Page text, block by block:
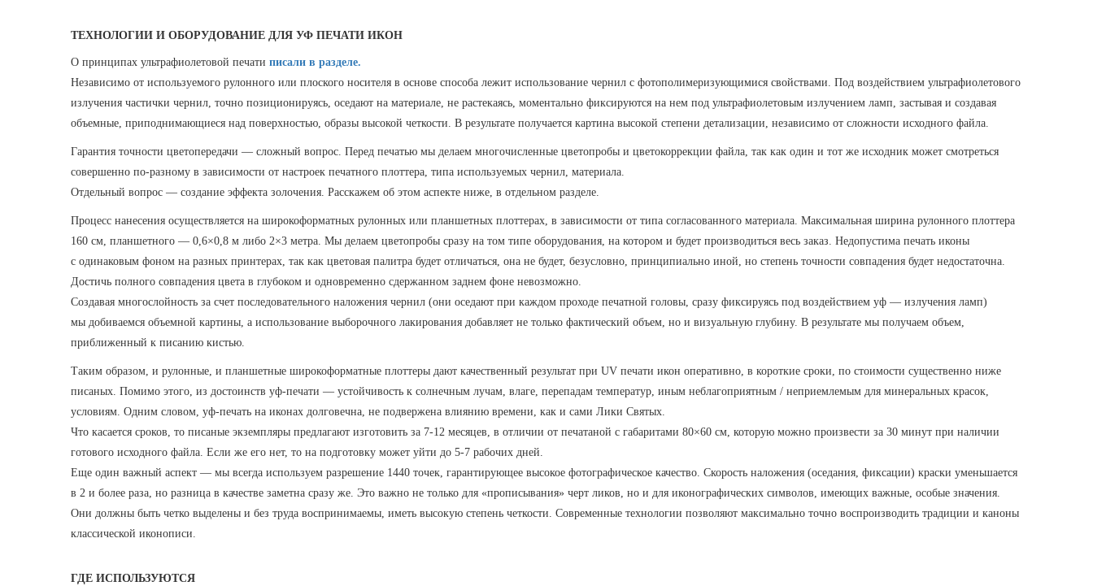
ТЕХНОЛОГИИ И ОБОРУДОВАНИЕ ДЛЯ УФ ПЕЧАТИ ИКОН
О принципах ультрафиолетовой печати писали в разделе.
Независимо от используемого рулонного или плоского носителя в основе способа лежит использование чернил с фотополимеризующимися свойствами. Под воздействием ультрафиолетового
излучения частички чернил, точно позиционируясь, оседают на материале, не растекаясь, моментально фиксируются на нем под ультрафиолетовым излучением ламп, застывая и создавая
объемные, приподнимающиеся над поверхностью, образы высокой четкости. В результате получается картина высокой степени детализации, независимо от сложности исходного файла.
Гарантия точности цветопередачи — сложный вопрос. Перед печатью мы делаем многочисленные цветопробы и цветокоррекции файла, так как один и тот же исходник может смотреться
совершенно по-разному в зависимости от настроек печатного плоттера, типа используемых чернил, материала.
Отдельный вопрос — создание эффекта золочения. Расскажем об этом аспекте ниже, в отдельном разделе.
Процесс нанесения осуществляется на широкоформатных рулонных или планшетных плоттерах, в зависимости от типа согласованного материала. Максимальная ширина рулонного плоттера
160 см, планшетного — 0,6×0,8 м либо 2×3 метра. Мы делаем цветопробы сразу на том типе оборудования, на котором и будет производиться весь заказ. Недопустима печать иконы
с одинаковым фоном на разных принтерах, так как цветовая палитра будет отличаться, она не будет, безусловно, принципиально иной, но степень точности совпадения будет недостаточна.
Достичь полного совпадения цвета в глубоком и одновременно сдержанном заднем фоне невозможно.
Создавая многослойность за счет последовательного наложения чернил (они оседают при каждом проходе печатной головы, сразу фиксируясь под воздействием уф — излучения ламп)
мы добиваемся объемной картины, а использование выборочного лакирования добавляет не только фактический объем, но и визуальную глубину. В результате мы получаем объем,
приближенный к писанию кистью.
Таким образом, и рулонные, и планшетные широкоформатные плоттеры дают качественный результат при UV печати икон оперативно, в короткие сроки, по стоимости существенно ниже
писаных. Помимо этого, из достоинств уф-печати — устойчивость к солнечным лучам, влаге, перепадам температур, иным неблагоприятным / неприемлемым для минеральных красок,
условиям. Одним словом, уф-печать на иконах долговечна, не подвержена влиянию времени, как и сами Лики Святых.
Что касается сроков, то писаные экземпляры предлагают изготовить за 7-12 месяцев, в отличии от печатаной с габаритами 80×60 см, которую можно произвести за 30 минут при наличии
готового исходного файла. Если же его нет, то на подготовку может уйти до 5-7 рабочих дней.
Еще один важный аспект — мы всегда используем разрешение 1440 точек, гарантирующее высокое фотографическое качество. Скорость наложения (оседания, фиксации) краски уменьшается
в 2 и более раза, но разница в качестве заметна сразу же. Это важно не только для «прописывания» черт ликов, но и для иконографических символов, имеющих важные, особые значения.
Они должны быть четко выделены и без труда воспринимаемы, иметь высокую степень четкости. Современные технологии позволяют максимально точно воспроизводить традиции и каноны
классической иконописи.
ГДЕ ИСПОЛЬЗУЮТСЯ